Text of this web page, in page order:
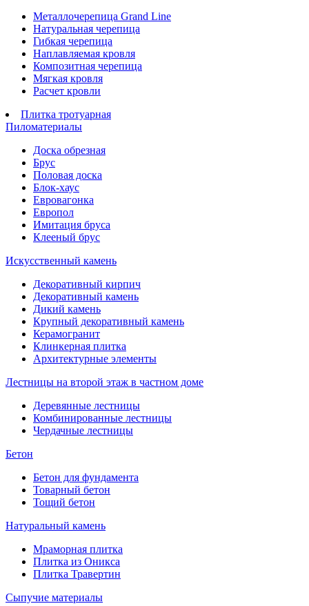
Металлочерепица Grand Line
Натуральная черепица
Гибкая черепица
Наплавляемая кровля
Композитная черепица
Мягкая кровля
Расчет кровли
Плитка тротуарная
Пиломатериалы
Доска обрезная
Брус
Половая доска
Блок-хаус
Евровагонка
Европол
Имитация бруса
Клееный брус
Искусственный камень
Декоративный кирпич
Декоративный камень
Дикий камень
Крупный декоративный камень
Керамогранит
Клинкерная плитка
Архитектурные элементы
Лестницы на второй этаж в частном доме
Деревянные лестницы
Комбинированные лестницы
Чердачные лестницы
Бетон
Бетон для фундамента
Товарный бетон
Тощий бетон
Натуральный камень
Мраморная плитка
Плитка из Оникса
Плитка Травертин
Сыпучие материалы